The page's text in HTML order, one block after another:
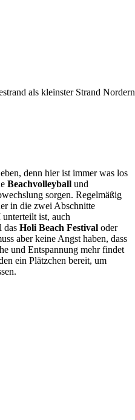
als kleinster Strand
denn hier ist immer was los
Beachvolleyball und
sorgen. Regelmäßig
in die zwei Abschnitte
unterteilt ist, auch
das Holi Beach Festival oder
aber keine Angst haben, dass
und Entspannung mehr findet
ein Plätzchen bereit, um